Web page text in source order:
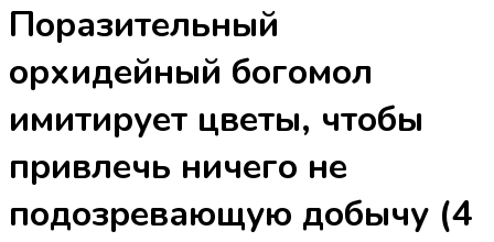
Поразительный
орхидейный богомол
имитирует цветы, чтобы
привлечь ничего не
подозревающую добычу (4